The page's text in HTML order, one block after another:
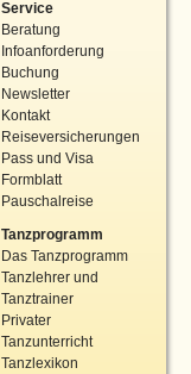
Service
Beratung
Infoanforderung
Buchung
Newsletter
Kontakt
Reiseversicherungen
Pass und Visa
Formblatt
Pauschalreise
Tanzprogramm
Das Tanzprogramm
Tanzlehrer und
Tanztrainer
Privater
Tanzunterricht
Tanzlexikon